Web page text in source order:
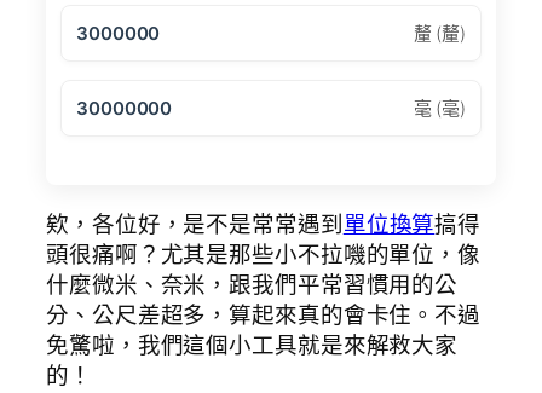
3000000 釐 (釐)
30000000 毫 (毫)
欸，各位好，是不是常常遇到單位換算搞得
頭很痛啊？尤其是那些小不拉嘰的單位，像
什麼微米、奈米，跟我們平常習慣用的公
分、公尺差超多，算起來真的會卡住。不過
免驚啦，我們這個小工具就是來解救大家
的！